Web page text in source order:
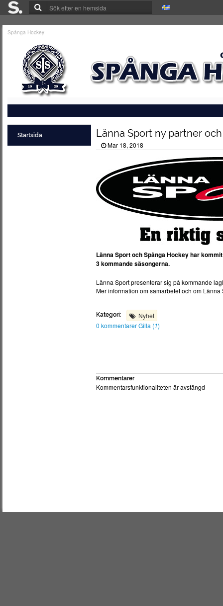
Spånga Hockey
Startsida Länna Sport ny partner
Mar 18, 2018
Länna Sport och Spånga Hockey har
3 kommande säsongerna.
Länna Sport presenterar sig på kommande
Mer information om samarbetet och om Länna
Kategori:
Nyhet
0 kommentarerGilla (1)
Kommentarer
Kommentarsfunktionaliteten är avstängd